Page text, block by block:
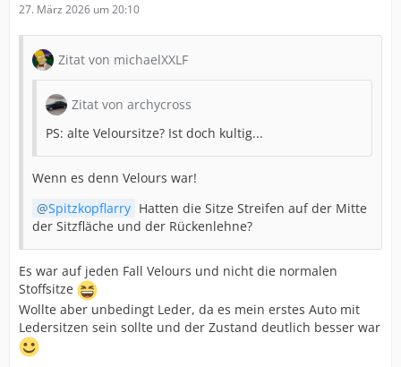
27. März 2026 um 20:10
Zitat von michaelXXLF
Zitat von archycross
PS: alte Veloursitze? Ist doch kultig...
Wenn es denn Velours war!
Spitzkopflarry Hatten die Sitze Streifen auf der Mitte
der Sitzfläche und der Rückenlehne?
Es war auf jeden Fall Velours und nicht die normalen
Stoffsitze
Wollte aber unbedingt Leder, da es mein erstes Auto mit
Ledersitzen sein sollte und der Zustand deutlich besser war